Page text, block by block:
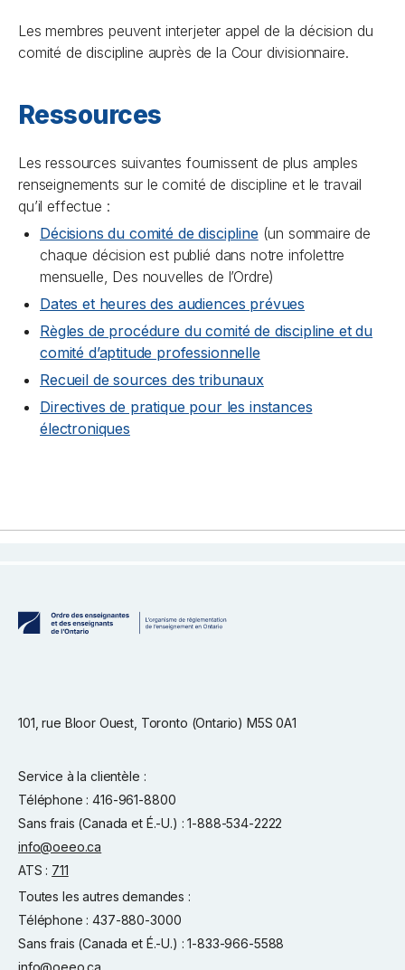
Les membres peuvent interjeter appel de la décision du
comité de discipline auprès de la Cour divisionnaire.
Ressources
Les ressources suivantes fournissent de plus amples
renseignements sur le comité de discipline et le travail
qu’il effectue :
Décisions du comité de discipline (un sommaire de
chaque décision est publié dans notre infolettre
mensuelle, Des nouvelles de l’Ordre)
Dates et heures des audiences prévues
Règles de procédure du comité de discipline et du
comité d’aptitude professionnelle
Recueil de sources des tribunaux
Directives de pratique pour les instances
électroniques
101, rue Bloor Ouest, Toronto (Ontario) M5S 0A1
Service à la clientèle :
Téléphone : 416-961-8800
Sans frais (Canada et É.-U.) : 1-888-534-2222
info@oeeo.ca
ATS : 711
Toutes les autres demandes :
Téléphone : 437-880-3000
Sans frais (Canada et É.-U.) : 1-833-966-5588
info@oeeo.ca